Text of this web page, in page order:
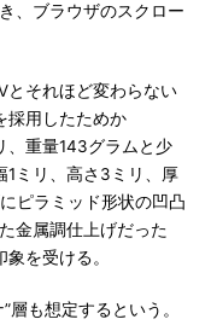
、ブラウザのスクロー
それほど変わらない
採用したためか
、重量143グラムと少
1ミリ、高さ3ミリ、厚
ピラミッド形状の凹凸
金属調仕上げだった
を受ける。
も想定するという。